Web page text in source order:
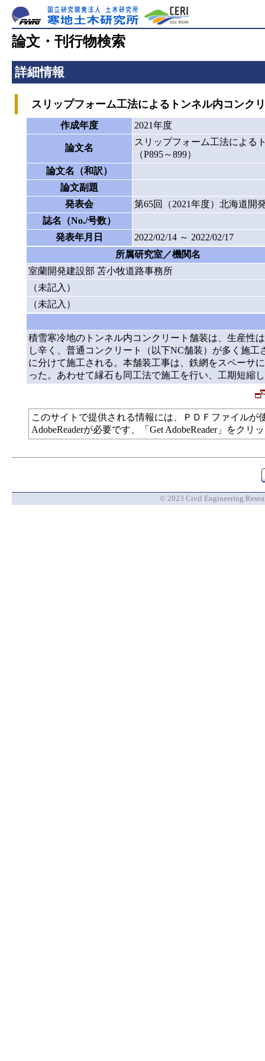
論文・刊行物検索
詳細情報
スリップフォーム工法によるトンネル内コンク
作成年度 2021年度
論文名
スリップフォーム工法によ
（P895～899）
論文名（和訳）
論文副題
発表会
第65回（2021年度）北海道開
誌名（No./号数）
発表年月日
2022/02/14 ～ 2022/02/17
所属研究室／機関名
室蘭開発建設部 苫小牧道路事務所
（未記入）
（未記入）
積雪寒冷地のトンネル内コンクリート舗装は、生産性
し辛く、普通コンクリート（以下NC舗装）が多く施
に分けて施工される。本舗装工事は、鉄網をスペーサ
った。あわせて縁石も同工法で施工を行い、工期短縮
このサイトで提供される情報には、ＰＤＦファイル
AdobeReaderが必要です、「Get AdobeReader」をク
© 2023 Civil Engineering